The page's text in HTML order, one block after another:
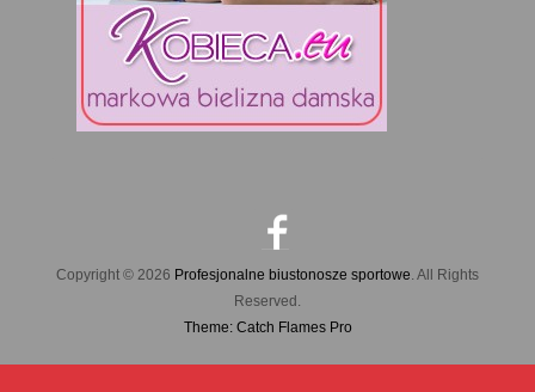
Copyright © 2026 Profesjonalne biustonosze sportowe . All Rights
Reserved.
Theme: Catch Flames Pro